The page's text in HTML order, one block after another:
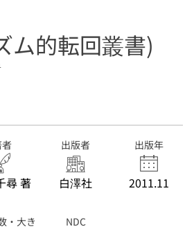
ム的転回叢書)
尋 著
出版者
白澤社
出版年
2011.11
・大き
NDC